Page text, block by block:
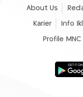
About Us
Karier Info
Profile